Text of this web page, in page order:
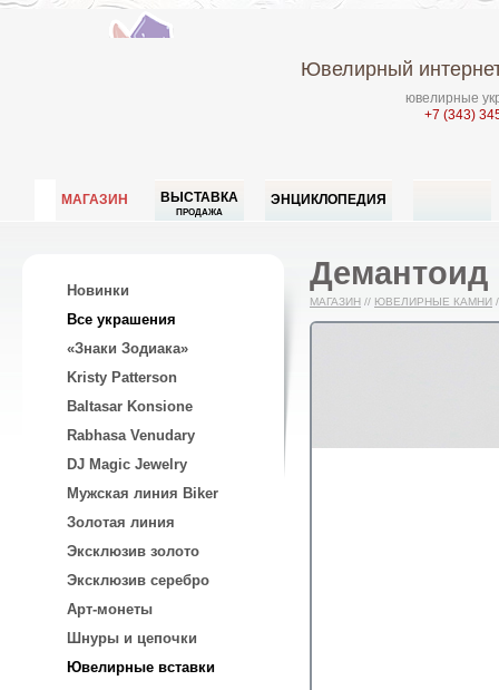
Ювелирный
ювелирные
+7 (343)
МАГАЗИН ВЫСТАВКА
ПРОДАЖА
ЭНЦИКЛОПЕДИЯ
Новинки
Все украшения
«Знаки Зодиака»
Kristy Patterson
Baltasar Konsione
Rabhasa Venudary
DJ Magic Jewelry
Мужская линия Biker
Золотая линия
Эксклюзив золото
Эксклюзив серебро
Арт-монеты
Шнуры и цепочки
Ювелирные вставки
Демантоид
МАГАЗИН // ЮВЕЛИРНЫЕ КАМНИ